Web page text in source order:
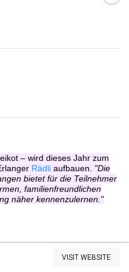
– wird dieses Jahr zum
Rädli aufbauen. "Die
bietet für die Teilnehmer
familienfreundlichen
näher kennenzulernen."
VISIT WEBSITE